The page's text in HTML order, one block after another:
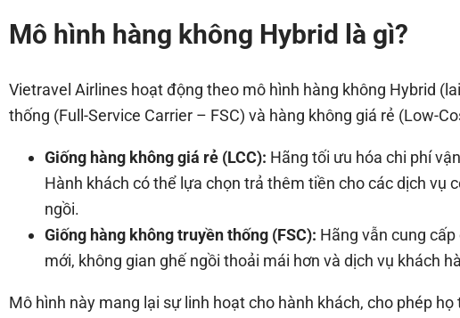
Mô hình hàng không Hybrid là gì?
Vietravel Airlines hoạt động theo mô hình hàng không Hybrid
thống (Full-Service Carrier – FSC) và hàng không giá rẻ (Low-
Giống hàng không giá rẻ (LCC): Hãng tối ưu hóa chi phí
Hành khách có thể lựa chọn trả thêm tiền cho các dịch vụ
ngồi.
Giống hàng không truyền thống (FSC): Hãng vẫn cung
mới, không gian ghế ngồi thoải mái hơn và dịch vụ khách
Mô hình này mang lại sự linh hoạt cho hành khách, cho phép